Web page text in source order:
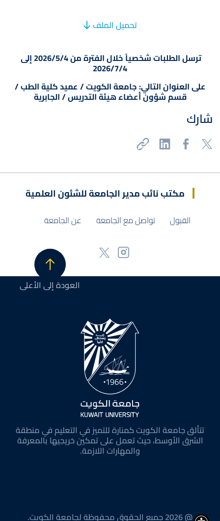
تحميل الملف
ترسل الطلبات شخصیاً خلال الفترة من 2026/5/4 إلى
2026/7/4
على العنوان التالي: جامعة الكویت / عمید كلیة الطب /
قسم شؤون أعضاء ھیئة التدریس / الجابریة
شارك
مكتب نائب مدير الجامعة للشئون العلمية
القبول تواصل مع الجامعة عن الجامعة
العودة إلى الأعلى
تتألق جامعة الكويت كمنارة للتميز في التعليم في منطقة
الشرق الأوسط، حيث تعمل على تمكين خريجيها بالمعرفة
والمهارات اللازمة.
@ 2026 جميع الحقوق محفوظة لجامعة الكويت.